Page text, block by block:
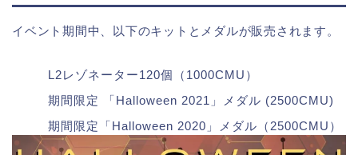
イベント期間中、以下のキットとメダルが販売されます。
L2レゾネーター120個（1000CMU）
期間限定 「Halloween 2021」メダル (2500CMU)
期間限定「Halloween 2020」メダル（2500CMU）